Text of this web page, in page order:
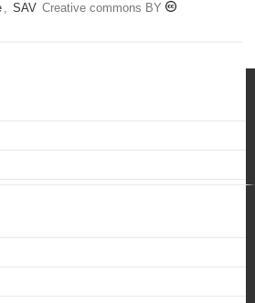
, SAV Creative commons BY